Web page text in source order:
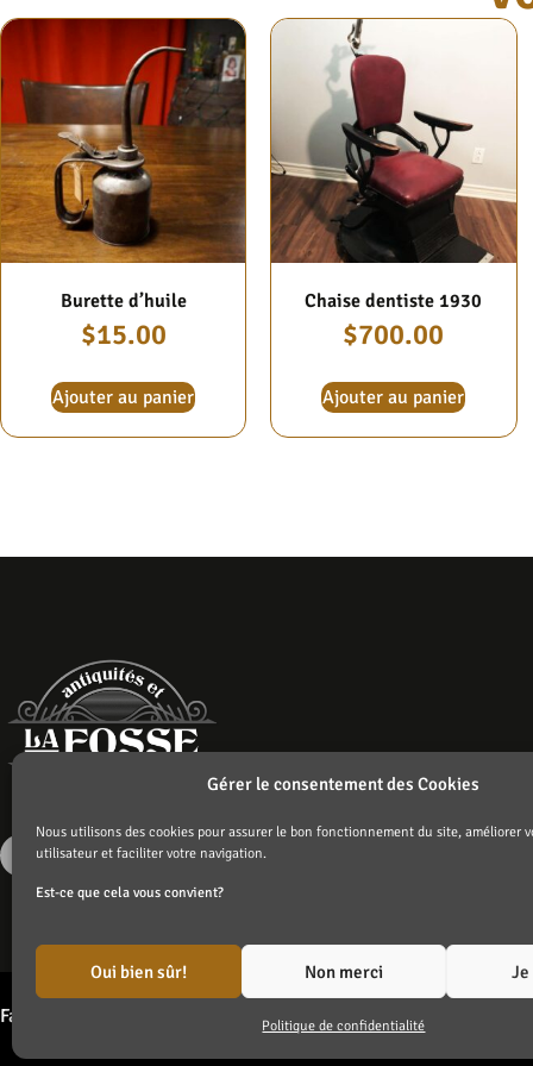
Gérer le consentement des Cookies
Nous utilisons des cookies pour assurer le bon fonctionnement du site, améliorer
utilisateur et faciliter votre navigation.
Est-ce que cela vous convient?
Oui bien sûr! Non merci
Politique de confidentialité
Burette d’huile
$15.00
Ajouter au panier
Chaise dentiste 1930
$700.00
Ajouter au panier
Fait avec ❤️ par Agence Branding Inc